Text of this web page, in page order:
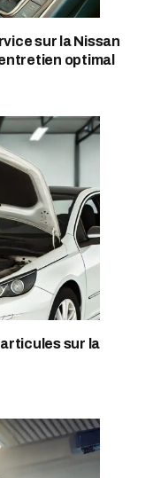
sur la Nissan
optimal
sur la